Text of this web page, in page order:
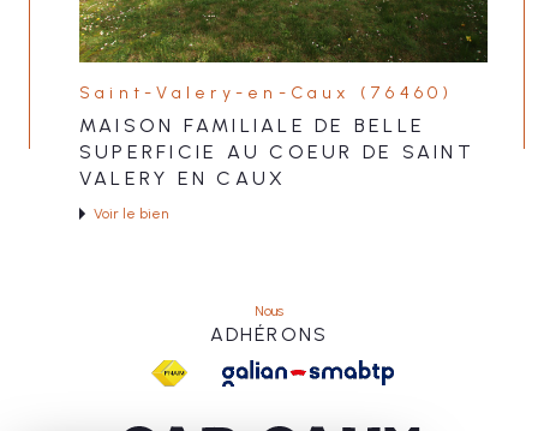
Saint-Valery-en-Caux (76460)
MAISON FAMILIALE DE BELLE
SUPERFICIE AU COEUR DE SAINT
VALERY EN CAUX
Voir le bien
Nous
ADHÉRONS